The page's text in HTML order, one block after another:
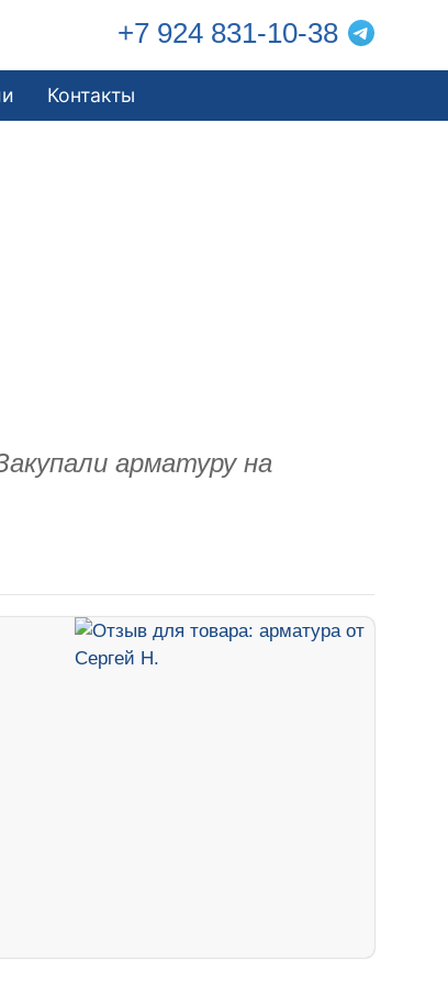
+7 924 831-10-38
Контакты
арматуру на